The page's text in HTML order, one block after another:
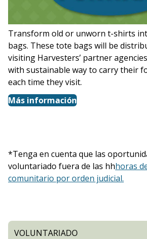
Transform old or unworn t-shirts
bags. These tote bags will be
visiting Harvesters’ partner
with sustainable way to carry their
each time they visit.
Más información
*Tenga en cuenta que las
voluntariado fuera de las hhhoras
comunitario por orden judicial.
VOLUNTARIADO